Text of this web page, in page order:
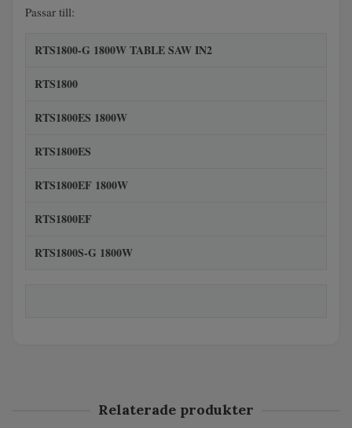
Passar till:
RTS1800-G 1800W TABLE SAW IN2
RTS1800
RTS1800ES 1800W
RTS1800ES
RTS1800EF 1800W
RTS1800EF
RTS1800S-G 1800W
Relaterade produkter